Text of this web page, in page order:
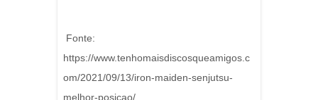
Fonte:
https://www.tenhomaisdiscosqueamigos.c
om/2021/09/13/iron-maiden-senjutsu-
melhor-posicao/